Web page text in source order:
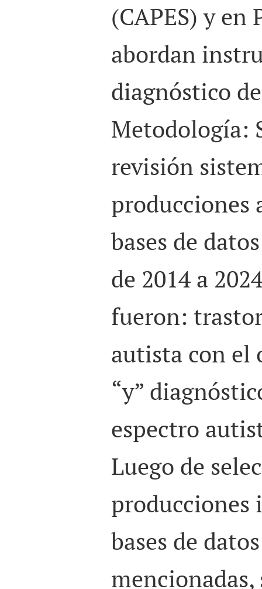
(CAPES) y en
abordan
diagnóstico
Metodología:
revisión
producciones
bases de
de 2014 a
fueron:
autista con el
“y”
espectro
Luego de
producciones
bases de